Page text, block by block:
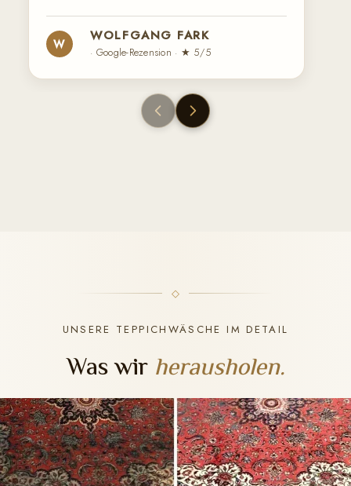
W WOLFGANG FARK
· Google-Rezension · ★ 5/5
UNSERE TEPPICHWÄSCHE IM DETAIL
Was wir herausholen.